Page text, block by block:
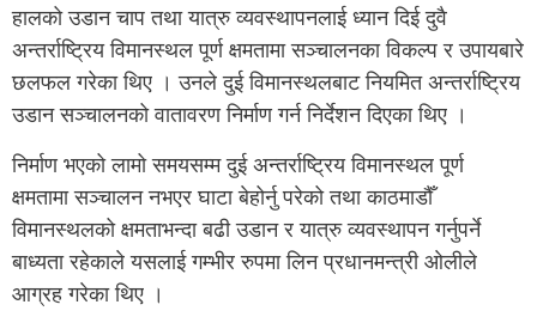
हालको उडान चाप तथा यात्रु व्यवस्थापनलाई ध्यान दिई दुवै
अन्तर्राष्ट्रिय विमानस्थल पूर्ण क्षमतामा सञ्चालनका विकल्प र उपायबारे
छलफल गरेका थिए । उनले दुई विमानस्थलबाट नियमित अन्तर्राष्ट्रिय
उडान सञ्चालनको वातावरण निर्माण गर्न निर्देशन दिएका थिए ।
निर्माण भएको लामो समयसम्म दुई अन्तर्राष्ट्रिय विमानस्थल पूर्ण
क्षमतामा सञ्चालन नभएर घाटा बेहोर्नु परेको तथा काठमाडौँ
विमानस्थलको क्षमताभन्दा बढी उडान र यात्रु व्यवस्थापन गर्नुपर्ने
बाध्यता रहेकाले यसलाई गम्भीर रुपमा लिन प्रधानमन्त्री ओलीले
आग्रह गरेका थिए ।